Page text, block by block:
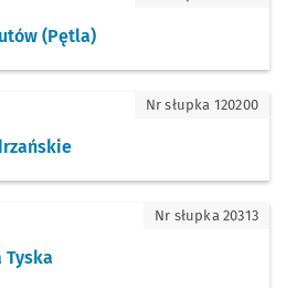
(Pętla)
Odrzańskie
Nr słupka 120200
Tyska
Tyska
Nr słupka 20313